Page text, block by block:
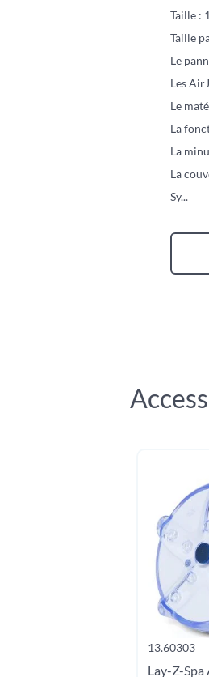
Taille :
Taille
Le
Les
Le
La
La
La
Sy...
13.60303
Lay-Z-Spa